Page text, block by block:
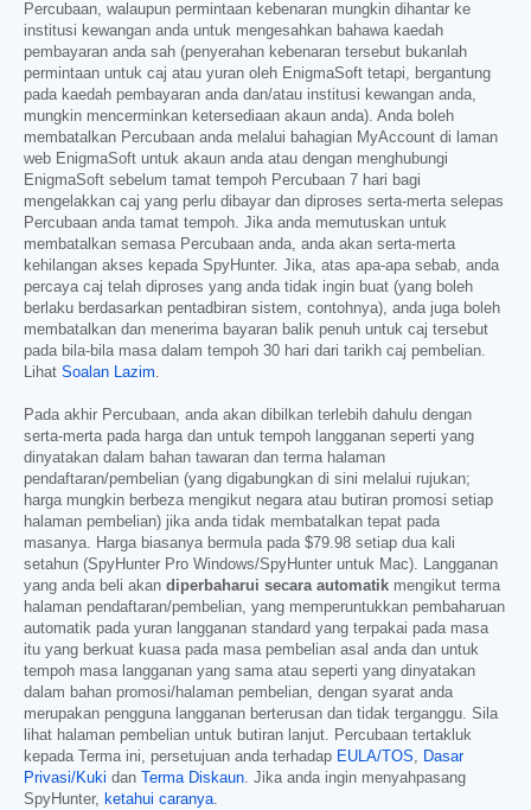
Percubaan, walaupun permintaan kebenaran mungkin dihantar ke
institusi kewangan anda untuk mengesahkan bahawa kaedah
pembayaran anda sah (penyerahan kebenaran tersebut bukanlah
permintaan untuk caj atau yuran oleh EnigmaSoft tetapi, bergantung
pada kaedah pembayaran anda dan/atau institusi kewangan anda,
mungkin mencerminkan ketersediaan akaun anda). Anda boleh
membatalkan Percubaan anda melalui bahagian MyAccount di laman
web EnigmaSoft untuk akaun anda atau dengan menghubungi
EnigmaSoft sebelum tamat tempoh Percubaan 7 hari bagi
mengelakkan caj yang perlu dibayar dan diproses serta-merta selepas
Percubaan anda tamat tempoh. Jika anda memutuskan untuk
membatalkan semasa Percubaan anda, anda akan serta-merta
kehilangan akses kepada SpyHunter. Jika, atas apa-apa sebab, anda
percaya caj telah diproses yang anda tidak ingin buat (yang boleh
berlaku berdasarkan pentadbiran sistem, contohnya), anda juga boleh
membatalkan dan menerima bayaran balik penuh untuk caj tersebut
pada bila-bila masa dalam tempoh 30 hari dari tarikh caj pembelian.
Lihat Soalan Lazim.
Pada akhir Percubaan, anda akan dibilkan terlebih dahulu dengan
serta-merta pada harga dan untuk tempoh langganan seperti yang
dinyatakan dalam bahan tawaran dan terma halaman
pendaftaran/pembelian (yang digabungkan di sini melalui rujukan;
harga mungkin berbeza mengikut negara atau butiran promosi setiap
halaman pembelian) jika anda tidak membatalkan tepat pada
masanya. Harga biasanya bermula pada $79.98 setiap dua kali
setahun (SpyHunter Pro Windows/SpyHunter untuk Mac). Langganan
yang anda beli akan diperbaharui secara automatik mengikut terma
halaman pendaftaran/pembelian, yang memperuntukkan pembaharuan
automatik pada yuran langganan standard yang terpakai pada masa
itu yang berkuat kuasa pada masa pembelian asal anda dan untuk
tempoh masa langganan yang sama atau seperti yang dinyatakan
dalam bahan promosi/halaman pembelian, dengan syarat anda
merupakan pengguna langganan berterusan dan tidak terganggu. Sila
lihat halaman pembelian untuk butiran lanjut. Percubaan tertakluk
kepada Terma ini, persetujuan anda terhadap EULA/TOS, Dasar
Privasi/Kuki dan Terma Diskaun. Jika anda ingin menyahpasang
SpyHunter, ketahui caranya.